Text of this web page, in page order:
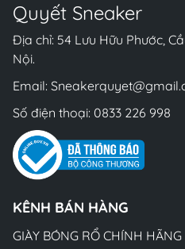
Quyết Sneaker
Địa chỉ: 54 Lưu Hữu Phước,
Nội.
Email:
Số điện thoại: 0833 226 998
KÊNH BÁN HÀNG
GIÀY BÓNG RỔ CHÍNH HÃNG